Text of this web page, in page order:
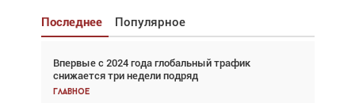
Последнее Популярное
Впервые с 2024 года глобальный трафик
снижается три недели подряд
Главное
Взгляд с высоты: тандем вертолётов и БПЛА в
спасательных операциях
Главное